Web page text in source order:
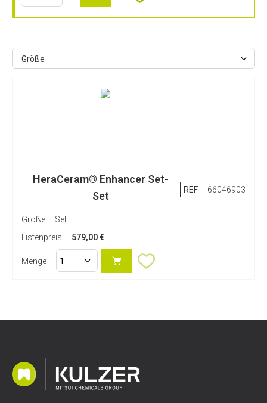
Größe
HeraCeram® Enhancer Set-
Set
REF 66046903
Größe
Set
Listenpreis
579,00 €
Menge